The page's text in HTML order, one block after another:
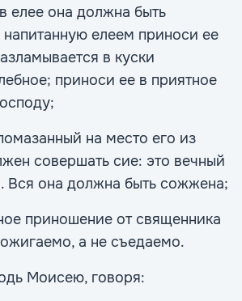
елее она должна быть
напитанную елеем приноси ее
в куски
приноси ее в приятное
на место его из
совершать сие: это вечный
Вся она должна быть сожжена;
приношение от священника
а не съедаемо.
Моисею, говоря: